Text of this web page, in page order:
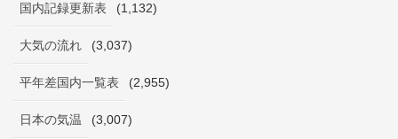
国内記録更新表 (1,132)
大気の流れ (3,037)
平年差国内一覧表 (2,955)
日本の気温 (3,007)